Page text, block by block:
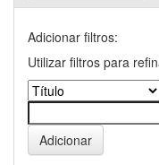
Adicionar filtros:
Utilizar filtros para